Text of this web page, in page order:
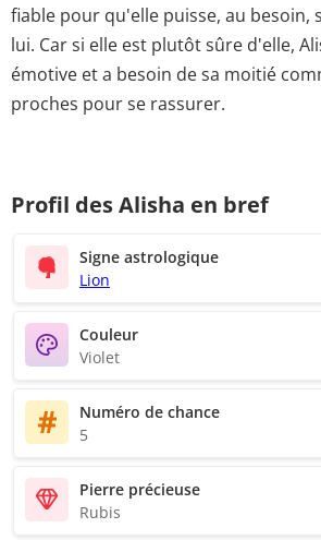
fiable pour qu'elle puisse, au besoin,
lui. Car si elle est plutôt sûre d'elle,
émotive et a besoin de sa moitié
proches pour se rassurer.
Profil des Alisha en bref
Signe astrologique
Lion
Couleur
Violet
Numéro de chance
5
Pierre précieuse
Rubis